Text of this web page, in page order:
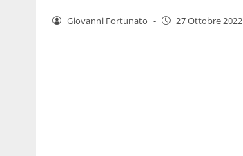
Giovanni Fortunato - 27 Ottobre 2022